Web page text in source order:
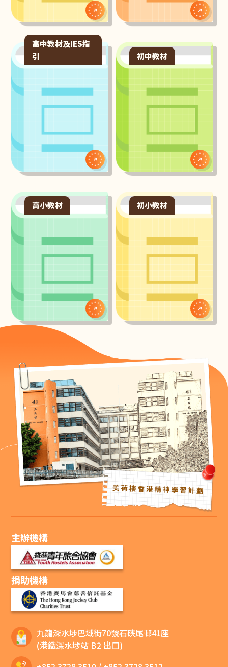
高中教材及IES指
引
初中教材
高小教材 初小教材
主辦機構
捐助機構
九龍深水埗巴域街70號石硤尾邨41座
(港鐵深水埗站 B2 出口)